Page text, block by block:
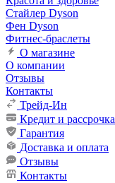
Стайлер Dyson
Фен Dyson
Фитнес-браслеты
О магазине
О компании
Отзывы
Контакты
Трейд-Ин
Кредит и рассрочка
Гарантия
Доставка и оплата
Отзывы
Контакты